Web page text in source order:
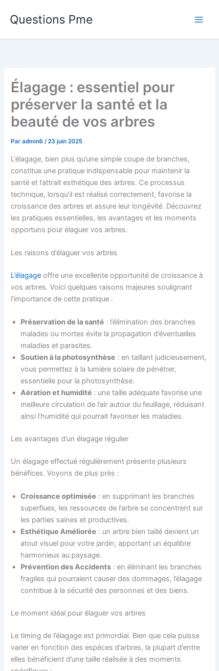
Questions Pme
Élagage : essentiel pour
préserver la santé et la
beauté de vos arbres
Paradmin6/23 juin 2025
L’élagage, bien plus qu’une simple coupe de branches,
constitue une pratique indispensable pour maintenir la
santé et l’attrait esthétique des arbres. Ce processus
technique, lorsqu’il est réalisé correctement, favorise la
croissance des arbres et assure leur longévité. Découvrez
les pratiques essentielles, les avantages et les moments
opportuns pour élaguer vos arbres.
Les raisons d’élaguer vos arbres
L’élagage offre une excellente opportunité de croissance à
vos arbres. Voici quelques raisons majeures soulignant
l’importance de cette pratique :
Préservation de la santé : l’élimination des branches
malades ou mortes évite la propagation d’éventuelles
maladies et parasites.
Soutien à la photosynthèse : en taillant judicieusement,
vous permettez à la lumière solaire de pénétrer,
essentielle pour la photosynthèse.
Aération et humidité : une taille adéquate favorise une
meilleure circulation de l’air autour du feuillage, réduisant
ainsi l’humidité qui pourrait favoriser les maladies.
Les avantages d’un élagage régulier
Un élagage effectué régulièrement présente plusieurs
bénéfices. Voyons de plus près :
Croissance optimisée : en supprimant les branches
superflues, les ressources de l’arbre se concentrent sur
les parties saines et productives.
Esthétique Améliorée : un arbre bien taillé devient un
atout visuel pour votre jardin, apportant un équilibre
harmonieux au paysage.
Prévention des Accidents : en éliminant les branches
fragiles qui pourraient causer des dommages, l’élagage
contribue à la sécurité des personnes et des biens.
Le moment idéal pour élaguer vos arbres
Le timing de l’élagage est primordial. Bien que cela puisse
varier en fonction des espèces d’arbres, la plupart d’entre
elles bénéficient d’une taille réalisée à des moments